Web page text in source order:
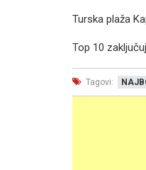
Turska plaža
Top 10
Tagovi: